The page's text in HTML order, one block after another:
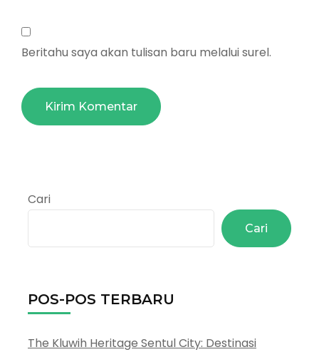
Beritahu saya akan tulisan baru melalui surel.
Cari
Cari
POS-POS TERBARU
The Kluwih Heritage Sentul City: Destinasi